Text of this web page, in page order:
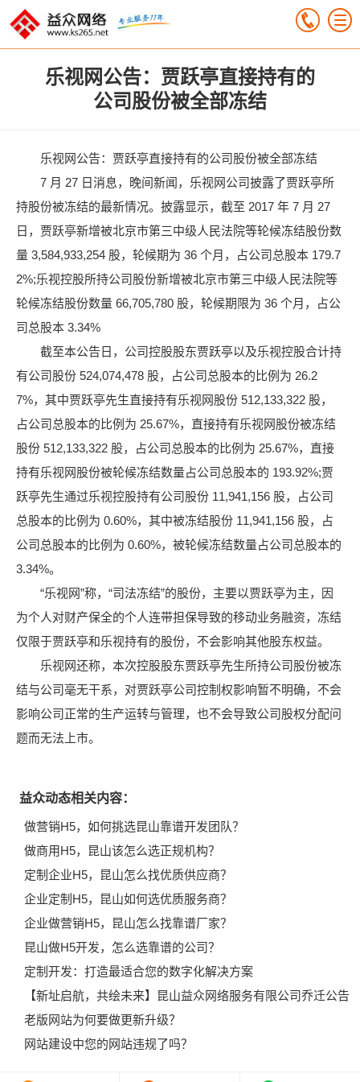
乐视网公告：贾跃亭直接持有的
公司股份被全部冻结
乐视网公告：贾跃亭直接持有的公司股份被全部冻结
7 月 27 日消息，晚间新闻，乐视网公司披露了贾跃亭所
持股份被冻结的最新情况。披露显示，截至 2017 年 7 月 27
日，贾跃亭新增被北京市第三中级人民法院等轮候冻结股份数
量 3,584,933,254 股，轮候期为 36 个月，占公司总股本 179.7
2%;乐视控股所持公司股份新增被北京市第三中级人民法院等
轮候冻结股份数量 66,705,780 股，轮候期限为 36 个月，占公
司总股本 3.34%
截至本公告日，公司控股股东贾跃亭以及乐视控股合计持
有公司股份 524,074,478 股，占公司总股本的比例为 26.2
7%，其中贾跃亭先生直接持有乐视网股份 512,133,322 股，
占公司总股本的比例为 25.67%，直接持有乐视网股份被冻结
股份 512,133,322 股，占公司总股本的比例为 25.67%，直接
持有乐视网股份被轮候冻结数量占公司总股本的 193.92%;贾
跃亭先生通过乐视控股持有公司股份 11,941,156 股，占公司
总股本的比例为 0.60%，其中被冻结股份 11,941,156 股，占
公司总股本的比例为 0.60%，被轮候冻结数量占公司总股本的
3.34%。
“乐视网”称，“司法冻结”的股份，主要以贾跃亭为主，因
为个人对财产保全的个人连带担保导致的移动业务融资，冻结
仅限于贾跃亭和乐视持有的股份，不会影响其他股东权益。
乐视网还称，本次控股股东贾跃亭先生所持公司股份被冻
结与公司毫无干系，对贾跃亭公司控制权影响暂不明确，不会
影响公司正常的生产运转与管理，也不会导致公司股权分配问
题而无法上市。
益众动态相关内容：
做营销H5，如何挑选昆山靠谱开发团队？
做商用H5，昆山该怎么选正规机构？
定制企业H5，昆山怎么找优质供应商？
企业定制H5，昆山如何选优质服务商？
企业做营销H5，昆山怎么找靠谱厂家？
昆山做H5开发，怎么选靠谱的公司？
定制开发：打造最适合您的数字化解决方案
【新址启航，共绘未来】昆山益众网络服务有限公司乔迁公告
老版网站为何要做更新升级？
网站建设中您的网站违规了吗？